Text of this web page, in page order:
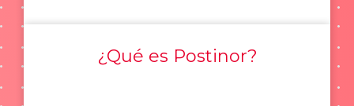
¿Qué es Postinor?